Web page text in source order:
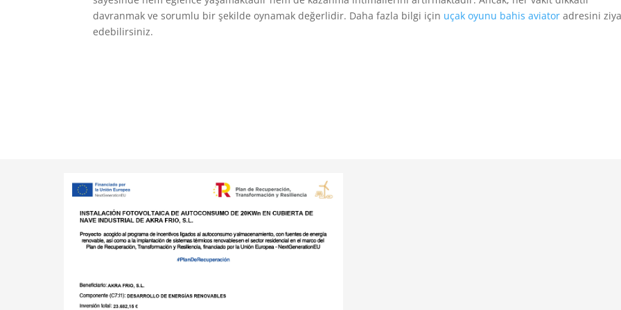
davranmak ve sorumlu bir şekilde oynamak değerlidir. Daha fazla bilgi için uçak oyunu bahis aviator adresini
edebilirsiniz.